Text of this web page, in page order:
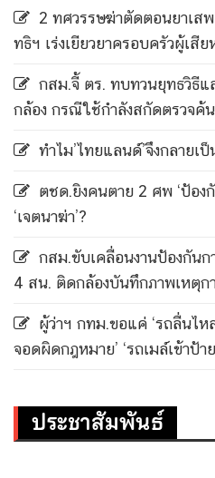
2 ทศวรรษฆ่าตัดตอนยาเส
ทธิฯ เร่งเยียวยาครอบครัวผู้เสี
กสม.จี้ ตร. ทบทวนยุทธวิธีแ
กล้อง กรณีใช้กำลังสกัดตรวจค้
ทำไม’ไทยแลนด์’จึงกลายเ
ตชด.ยิงคนตาย 2 ศพ ‘ป้อง
‘เจตนาฆ่า’?
กสม.ขับเคลื่อนงานป้องกัน
4 สน. ติดกล้องบันทึกภาพเหตุก
ผู้ว่าฯ กทม.ขอแค่ ‘รถลื่นไหล
จอดผิดกฎหมาย’ ‘รถเมล์เข้าป้า
ประชาสัมพันธ์